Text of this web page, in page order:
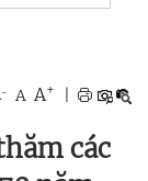
- A A+
các